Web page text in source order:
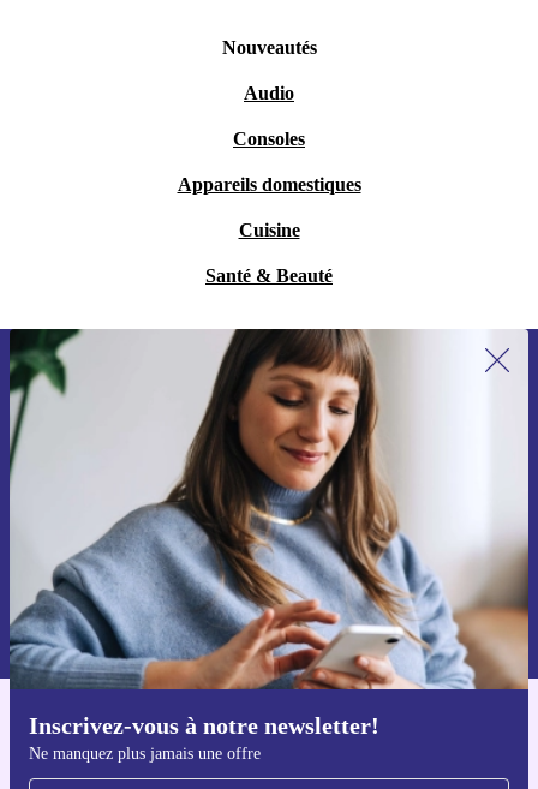
Nouveautés
Audio
Consoles
Appareils domestiques
Cuisine
Santé & Beauté
Inscrivez-vous à notre newsletter!
Ne manquez plus jamais une offre
Recevoir offres et infos de refurbed
par mail
Ne manquez plus aucune offre.
S'inscrire
Retrouvez les informations sur l'utilisation des données personnelles
dans notre
politique de confidentialité.
Téléchargez l'application refurbed
Pour iOS et Android